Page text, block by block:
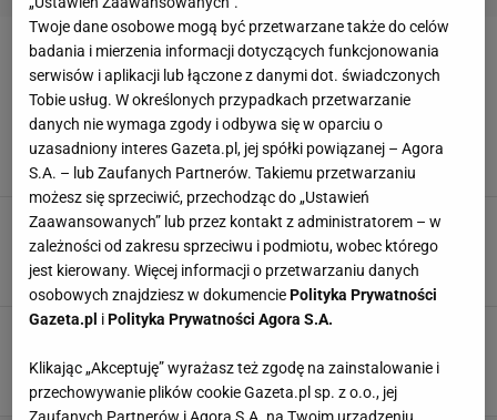
LUBUSZ SŁUBICE
Sofia szósta na milę.
"Sympatyczne otwarcie sezonu"
red,18 LUTEGO 2016, 11:05
Pekin 2015. Sofia wśród gwiazd. "Finał musi
być", na razie jest półfinał
iki,22 SIERPNIA 2015, 12:29
Pekin 2015. Sofia wśród gwiazd. "Finał musi
iki, 22 SIERPNIA 2015, 12:13
Twoje dane osobowe mogą być przetwarzane także do celów
badania i mierzenia informacji dotyczących funkcjonowania
serwisów i aplikacji lub łączone z danymi dot. świadczonych
Tobie usług. W określonych przypadkach przetwarzanie
danych nie wymaga zgody i odbywa się w oparciu o
uzasadniony interes Gazeta.pl, jej spółki powiązanej – Agora
S.A. – lub Zaufanych Partnerów. Takiemu przetwarzaniu
możesz się sprzeciwić, przechodząc do „Ustawień
Zaawansowanych” lub przez kontakt z administratorem – w
zależności od zakresu sprzeciwu i podmiotu, wobec którego
jest kierowany. Więcej informacji o przetwarzaniu danych
osobowych znajdziesz w dokumenciePolityka Prywatności
Gazeta.pl iPolityka Prywatności Agora S.A.
Klikając „Akceptuję” wyrażasz też zgodę na zainstalowanie i
przechowywanie plików cookie Gazeta.pl sp. z o.o., jej